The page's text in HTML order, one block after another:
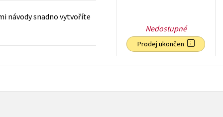
návody snadno vytvoříte
Nedostupné
Prodej ukončen